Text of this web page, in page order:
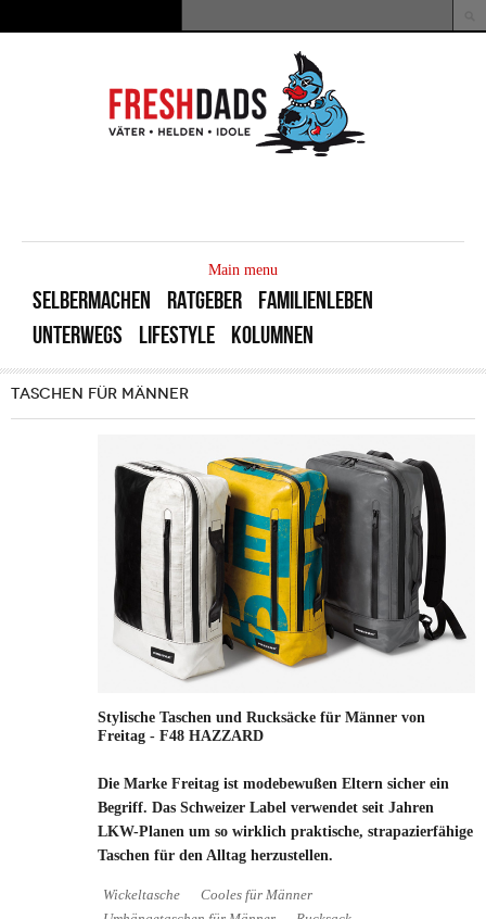
Suchformular
Main menu
SELBERMACHEN RATGEBER
FAMILIENLEBEN
UNTERWEGS
LIFESTYLE KOLUMNEN
TASCHEN FÜR MÄNNER
Stylische Taschen und Rucksäcke für Männer von
Freitag - F48 HAZZARD
Die Marke Freitag ist modebewußen Eltern sicher ein
Begriff. Das Schweizer Label verwendet seit Jahren
LKW-Planen um so wirklich praktische, strapazierfähige
Taschen für den Alltag herzustellen.
Wickeltasche
Cooles für Männer